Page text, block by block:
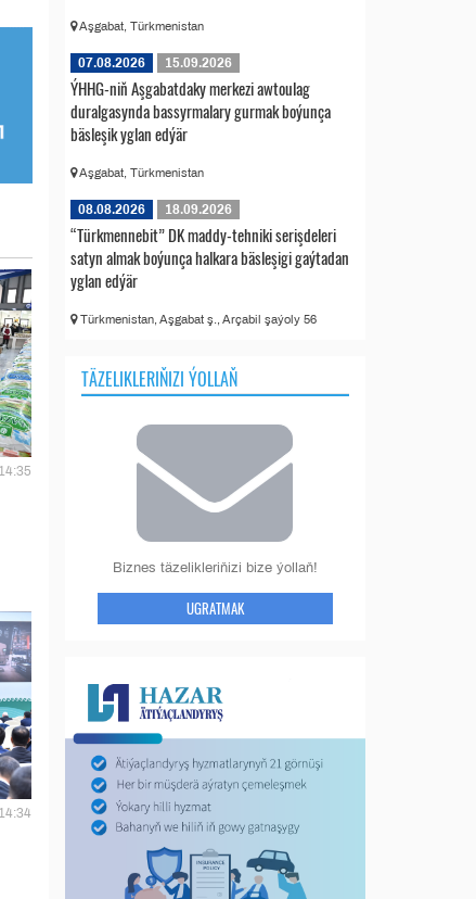
Aşgabat, Türkmenistan
07.08.2026 15.09.2026
ÝHHG-niň Aşgabatdaky merkezi awtoulag
duralgasynda bassyrmalary gurmak boýunça
bäsleşik yglan edýär
Aşgabat, Türkmenistan
08.08.2026 18.09.2026
“Türkmennebit” DK maddy-tehniki serişdeleri
satyn almak boýunça halkara bäsleşigi gaýtadan
yglan edýär
Türkmenistan, Aşgabat ş., Arçabil şaýoly 56
TÄZELIKLERIŇIZI ÝOLLAŇ
Biznes täzelikleriňizi bize ýollaň!
UGRATMAK